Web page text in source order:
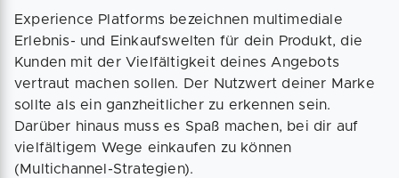
Experience Platforms bezeichnen multimediale
Erlebnis- und Einkaufswelten für dein Produkt, die
Kunden mit der Vielfältigkeit deines Angebots
vertraut machen sollen. Der Nutzwert deiner Marke
sollte als ein ganzheitlicher zu erkennen sein.
Darüber hinaus muss es Spaß machen, bei dir auf
vielfältigem Wege einkaufen zu können
(Multichannel-Strategien).